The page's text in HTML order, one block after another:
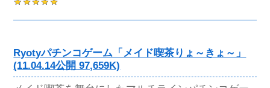
Ryotyパチンコゲーム「メイド喫茶りょ～きょ～」
(11.04.14公開 97,659K)